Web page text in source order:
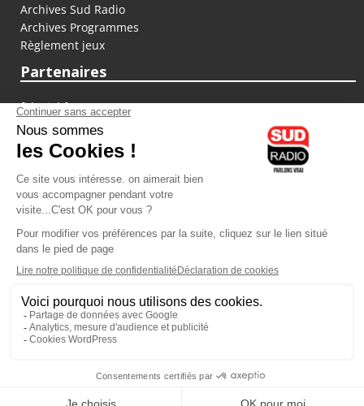
Archives Sud Radio
Archives Programmes
Règlement jeux
Partenaires
fiducial.fr
lyoncapitale.fr
olympique-et-lyonnais.com
L'application Iphone / Android
Téléchargez l'application
Les cookies
Gestion des cookies
Crédit photos : ©Sud Radio / Pierre Olivier
Jacques Pessis
Brigitte Lahaie